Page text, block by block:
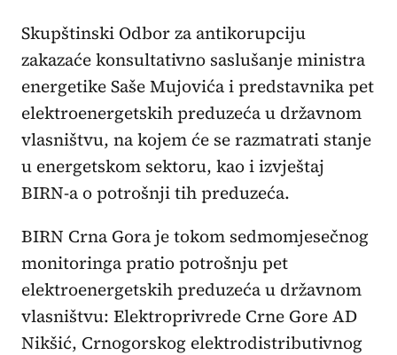
Skupštinski Odbor za antikorupciju
zakazaće konsultativno saslušanje ministra
energetike Saše Mujovića i predstavnika pet
elektroenergetskih preduzeća u državnom
vlasništvu, na kojem će se razmatrati stanje
u energetskom sektoru, kao i izvještaj
BIRN-a o potrošnji tih preduzeća.
BIRN Crna Gora je tokom sedmomjesečnog
monitoringa pratio potrošnju pet
elektroenergetskih preduzeća u državnom
vlasništvu: Elektroprivrede Crne Gore AD
Nikšić, Crnogorskog elektrodistributivnog